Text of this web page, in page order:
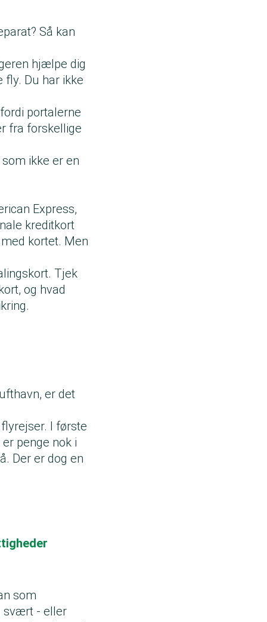
Så kan
hjælpe dig
fly. Du har ikke
portalerne
fra forskellige
ikke er en
Express,
kreditkort
kortet. Men
Tjek
og hvad
er det
I første
penge nok i
Der er dog en
som
svært - eller